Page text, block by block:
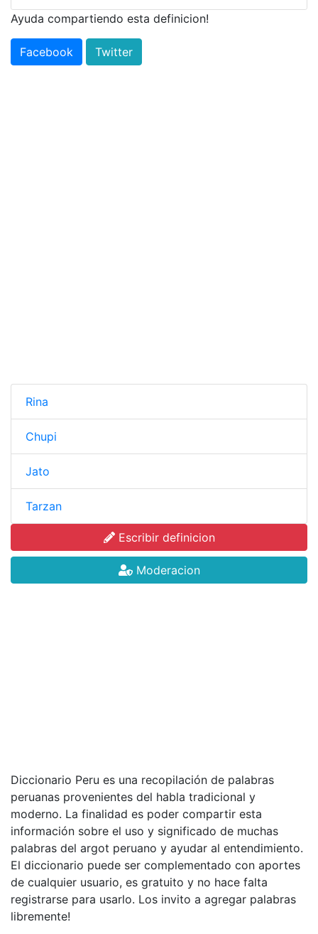
Ayuda compartiendo esta definicion!
Facebook Twitter
Rina
Chupi
Jato
Tarzan
Escribir definicion
Moderacion
Diccionario Peru es una recopilación de palabras
peruanas provenientes del habla tradicional y
moderno. La finalidad es poder compartir esta
información sobre el uso y significado de muchas
palabras del argot peruano y ayudar al entendimiento.
El diccionario puede ser complementado con aportes
de cualquier usuario, es gratuito y no hace falta
registrarse para usarlo. Los invito a agregar palabras
libremente!